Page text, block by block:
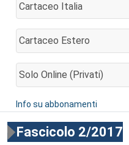
Cartaceo Italia
AGGIUNGI AL CARRELLO
Cartaceo Estero
AGGIUNGI AL CARRELLO
Solo Online (privati)
AGGIUNGI AL CARRELLO
Info su abbonamenti
Fascicolo 2/2017